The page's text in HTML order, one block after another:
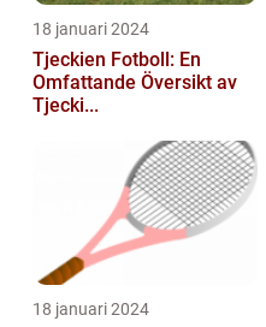
18 januari 2024
Tjeckien Fotboll: En
Omfattande Översikt av
Tjecki...
18 januari 2024